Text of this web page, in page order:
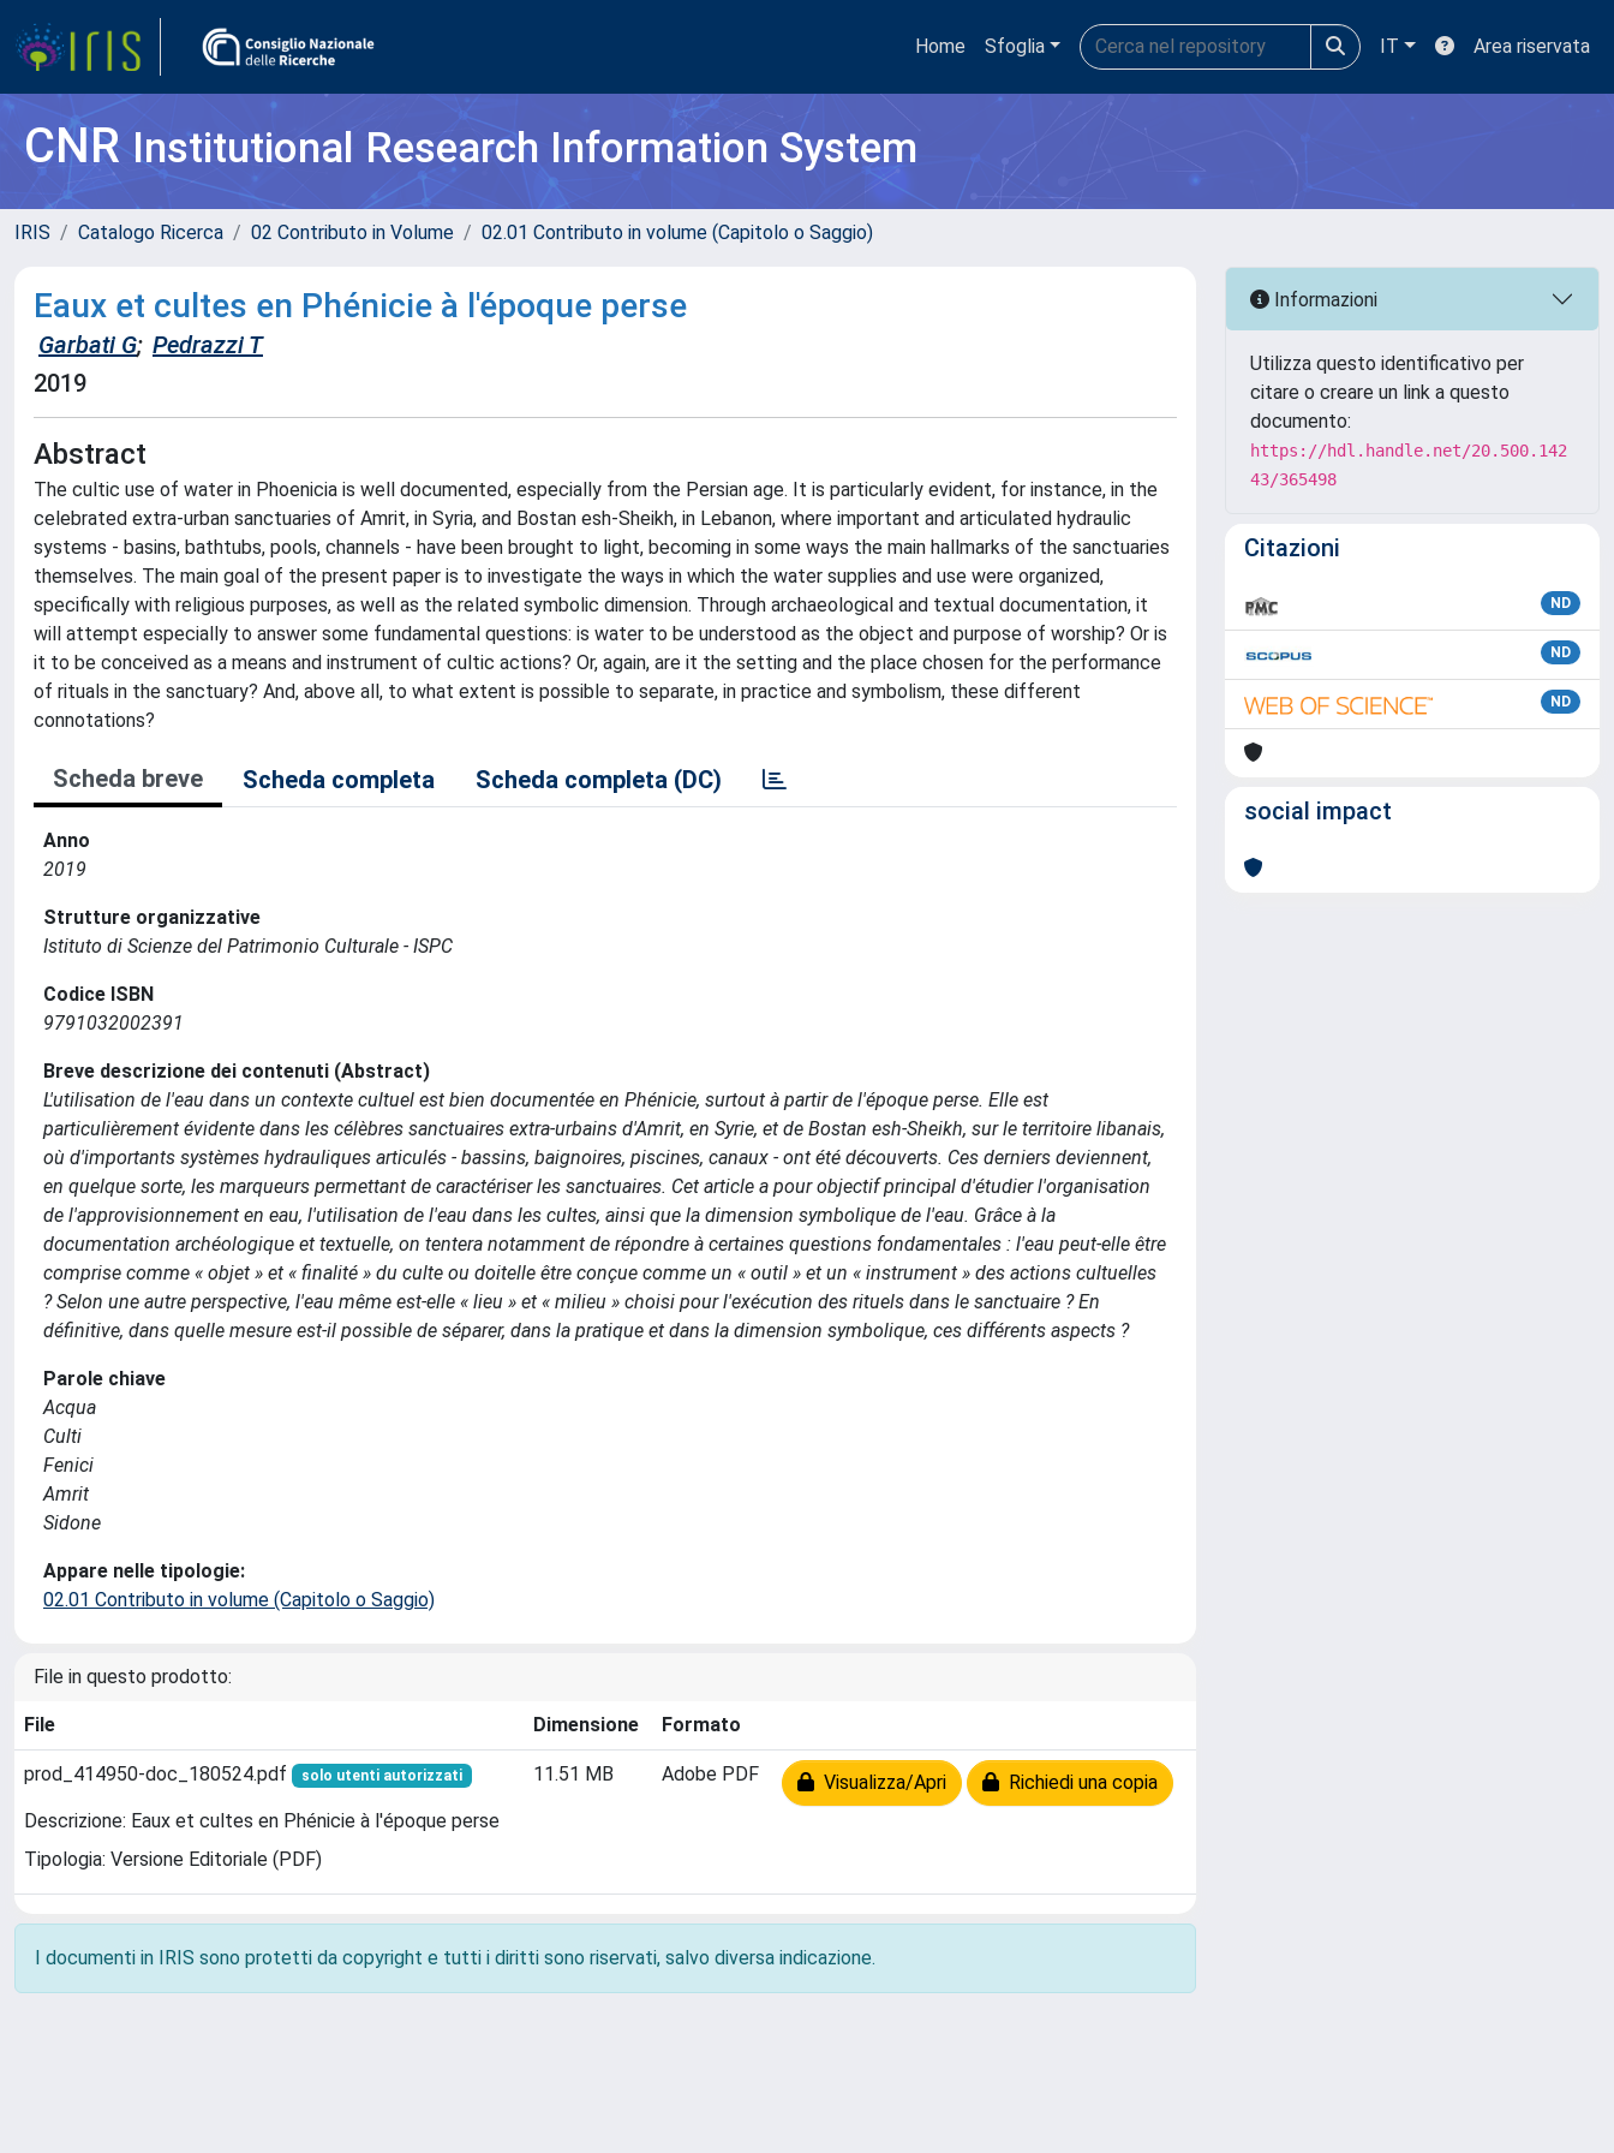
Home Sfoglia IT Area riservata
CNRInstitutional Research Information System
IRIS Catalogo Ricerca 02 Contributo in Volume 02.01 Contributo in volume (Capitolo o Saggio)
Eaux et cultes en Phénicie à l'époque perse
Garbati G; Pedrazzi T
2019
Abstract
The cultic use of water in Phoenicia is well documented, especially from the Persian age. It is particularly evident, for instance, in the
celebrated extra-urban sanctuaries of Amrit, in Syria, and Bostan esh-Sheikh, in Lebanon, where important and articulated hydraulic
systems - basins, bathtubs, pools, channels - have been brought to light, becoming in some ways the main hallmarks of the sanctuaries
themselves. The main goal of the present paper is to investigate the ways in which the water supplies and use were organized,
specifically with religious purposes, as well as the related symbolic dimension. Through archaeological and textual documentation, it
will attempt especially to answer some fundamental questions: is water to be understood as the object and purpose of worship? Or is
it to be conceived as a means and instrument of cultic actions? Or, again, are it the setting and the place chosen for the performance
of rituals in the sanctuary? And, above all, to what extent is possible to separate, in practice and symbolism, these different
connotations?
Scheda breve Scheda completa Scheda completa (DC)
Anno
2019
Strutture organizzative
Istituto di Scienze del Patrimonio Culturale - ISPC
Codice ISBN
9791032002391
Breve descrizione dei contenuti (Abstract)
L'utilisation de l'eau dans un contexte cultuel est bien documentée en Phénicie, surtout à partir de l'époque perse. Elle est
particulièrement évidente dans les célèbres sanctuaires extra-urbains d'Amrit, en Syrie, et de Bostan esh-Sheikh, sur le territoire libanais,
où d'importants systèmes hydrauliques articulés - bassins, baignoires, piscines, canaux - ont été découverts. Ces derniers deviennent,
en quelque sorte, les marqueurs permettant de caractériser les sanctuaires. Cet article a pour objectif principal d'étudier l'organisation
de l'approvisionnement en eau, l'utilisation de l'eau dans les cultes, ainsi que la dimension symbolique de l'eau. Grâce à la
documentation archéologique et textuelle, on tentera notamment de répondre à certaines questions fondamentales : l'eau peut-elle être
comprise comme « objet » et « finalité » du culte ou doitelle être conçue comme un « outil » et un « instrument » des actions cultuelles
? Selon une autre perspective, l'eau même est-elle « lieu » et « milieu » choisi pour l'exécution des rituels dans le sanctuaire ? En
définitive, dans quelle mesure est-il possible de séparer, dans la pratique et dans la dimension symbolique, ces différents aspects ?
Parole chiave
Acqua
Culti
Fenici
Amrit
Sidone
Appare nelle tipologie:
02.01 Contributo in volume (Capitolo o Saggio)
File in questo prodotto:
File Dimensione Formato
prod_414950-doc_180524.pdf solo utenti autorizzati
Descrizione: Eaux et cultes en Phénicie à l'époque perse
Tipologia: Versione Editoriale (PDF)
11.51 MB Adobe PDF Visualizza/Apri Richiedi una copia
I documenti in IRIS sono protetti da copyright e tutti i diritti sono riservati, salvo diversa indicazione.
Informazioni
Utilizza questo identificativo per
citare o creare un link a questo
documento:
https://hdl.handle.net/20.500.142
43/365498
Citazioni
ND
ND
ND
social impact